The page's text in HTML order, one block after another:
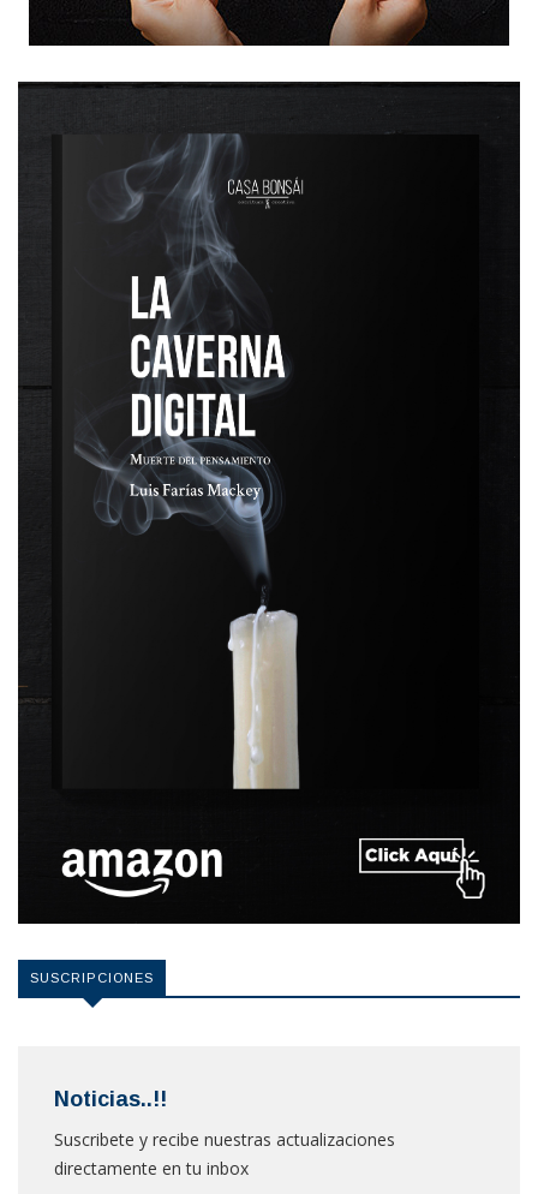
SUSCRIPCIONES
Noticias..!!
Suscribete y recibe nuestras actualizaciones
directamente en tu inbox